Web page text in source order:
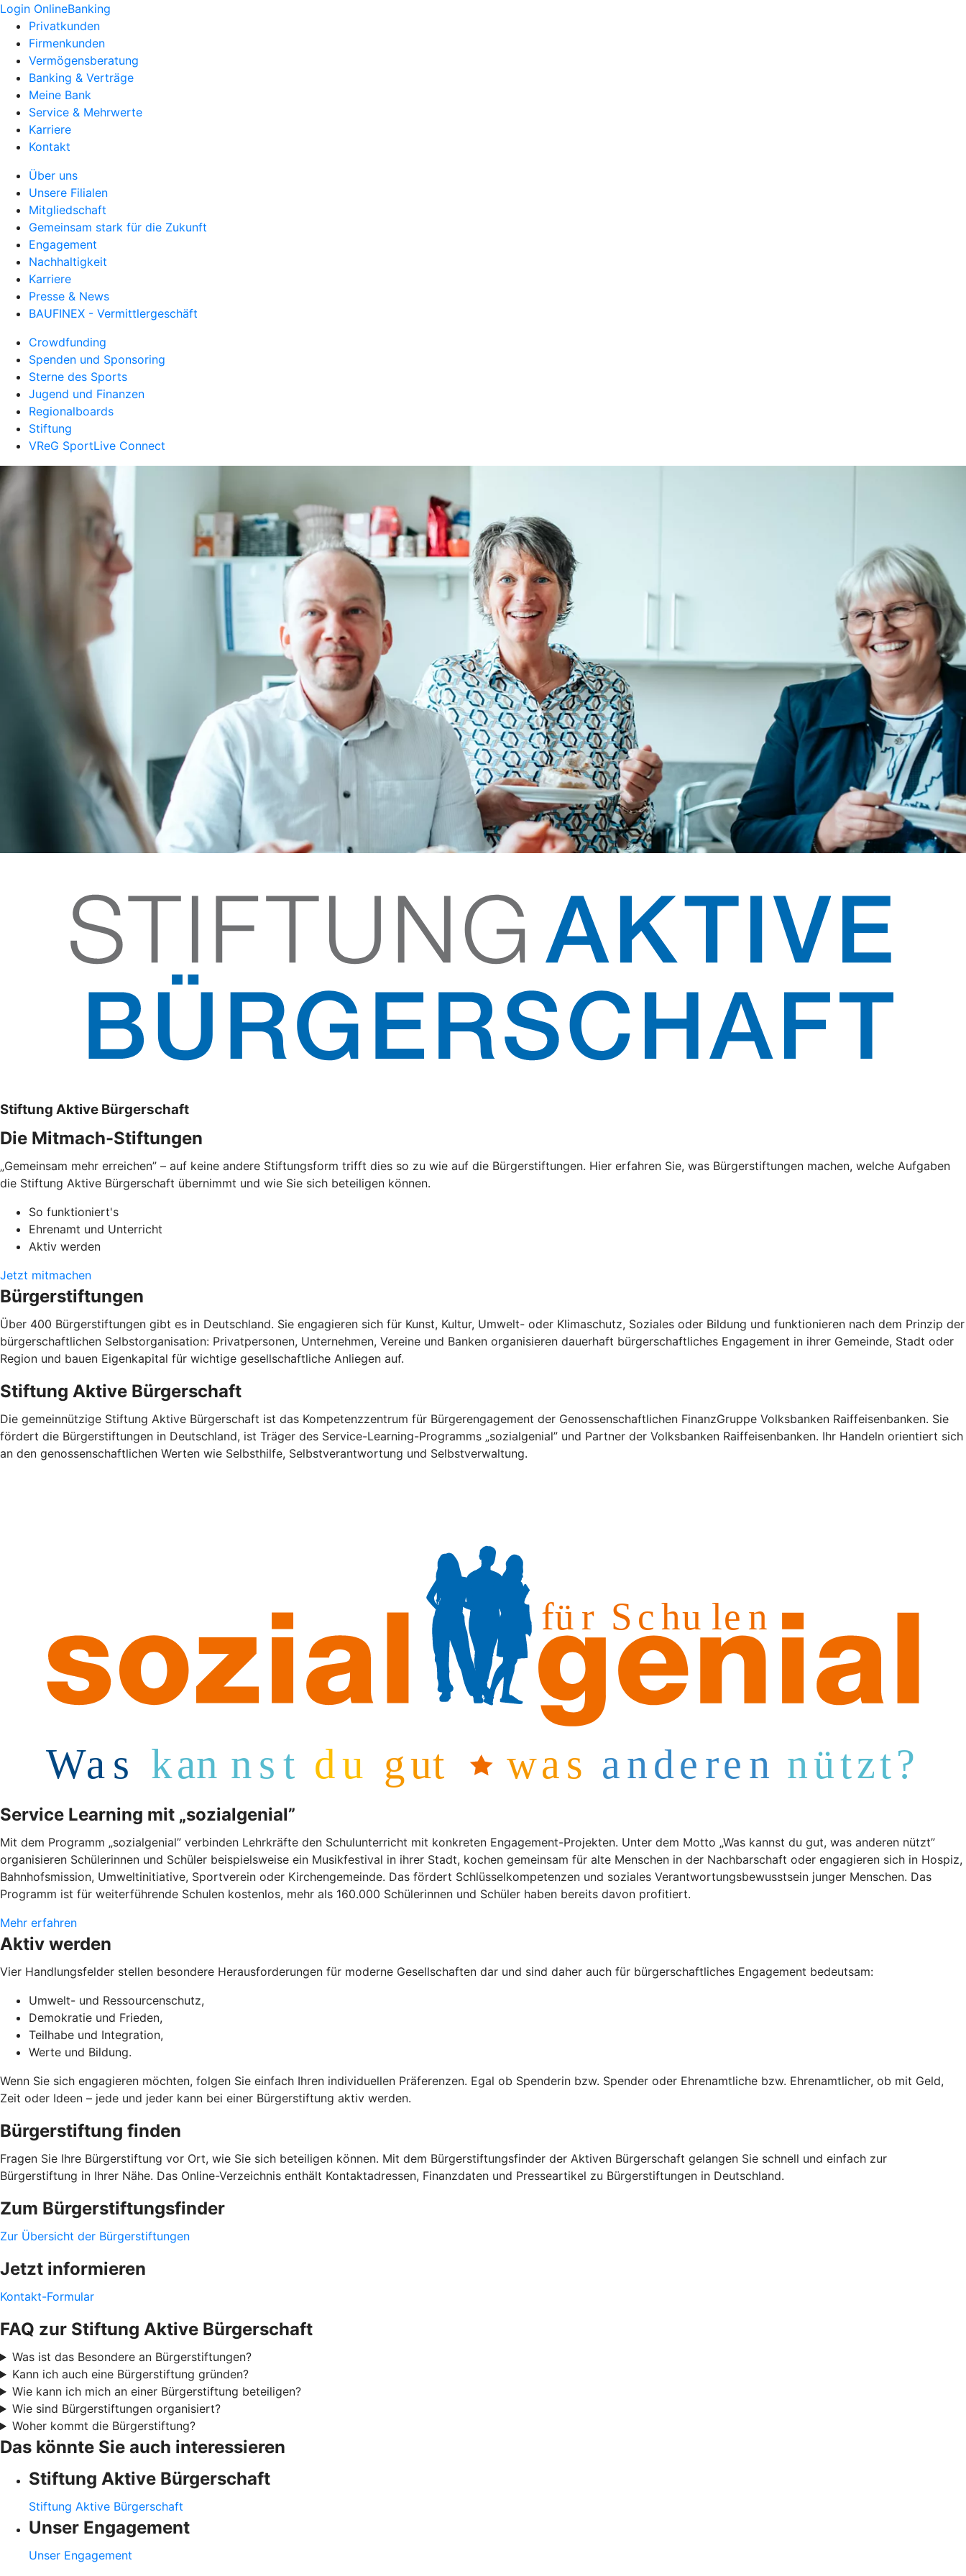
Login OnlineBanking
Privatkunden
Firmenkunden
Vermögensberatung
Banking & Verträge
Meine Bank
Service & Mehrwerte
Karriere
Kontakt
Über uns
Unsere Filialen
Mitgliedschaft
Gemeinsam stark für die Zukunft
Engagement
Nachhaltigkeit
Karriere
Presse & News
BAUFINEX - Vermittlergeschäft
Crowdfunding
Spenden und Sponsoring
Sterne des Sports
Jugend und Finanzen
Regionalboards
Stiftung
VReG SportLive Connect
Stiftung Aktive Bürgerschaft
Die Mitmach-Stiftungen
„Gemeinsam mehr erreichen” – auf keine andere Stiftungsform trifft dies so zu wie auf die Bürgerstiftungen. Hier erfahren Sie, was Bürgerstiftungen machen, welche Aufgaben
die Stiftung Aktive Bürgerschaft übernimmt und wie Sie sich beteiligen können.
So funktioniert's
Ehrenamt und Unterricht
Aktiv werden
Jetzt mitmachen
Bürgerstiftungen
Über 400 Bürgerstiftungen gibt es in Deutschland. Sie engagieren sich für Kunst, Kultur, Umwelt- oder Klimaschutz, Soziales oder Bildung und funktionieren nach dem Prinzip der
bürgerschaftlichen Selbstorganisation: Privatpersonen, Unternehmen, Vereine und Banken organisieren dauerhaft bürgerschaftliches Engagement in ihrer Gemeinde, Stadt oder
Region und bauen Eigenkapital für wichtige gesellschaftliche Anliegen auf.
Stiftung Aktive Bürgerschaft
Die gemeinnützige Stiftung Aktive Bürgerschaft ist das Kompetenzzentrum für Bürgerengagement der Genossenschaftlichen FinanzGruppe Volksbanken Raiffeisenbanken. Sie
fördert die Bürgerstiftungen in Deutschland, ist Träger des Service-Learning-Programms „sozialgenial” und Partner der Volksbanken Raiffeisenbanken. Ihr Handeln orientiert sich
an den genossenschaftlichen Werten wie Selbsthilfe, Selbstverantwortung und Selbstverwaltung.
Service Learning mit „sozialgenial”
Mit dem Programm „sozialgenial” verbinden Lehrkräfte den Schulunterricht mit konkreten Engagement-Projekten. Unter dem Motto „Was kannst du gut, was anderen nützt”
organisieren Schülerinnen und Schüler beispielsweise ein Musikfestival in ihrer Stadt, kochen gemeinsam für alte Menschen in der Nachbarschaft oder engagieren sich in Hospiz,
Bahnhofsmission, Umweltinitiative, Sportverein oder Kirchengemeinde. Das fördert Schlüsselkompetenzen und soziales Verantwortungsbewusstsein junger Menschen. Das
Programm ist für weiterführende Schulen kostenlos, mehr als 160.000 Schülerinnen und Schüler haben bereits davon profitiert.
Mehr erfahren
Aktiv werden
Vier Handlungsfelder stellen besondere Herausforderungen für moderne Gesellschaften dar und sind daher auch für bürgerschaftliches Engagement bedeutsam:
Umwelt- und Ressourcenschutz,
Demokratie und Frieden,
Teilhabe und Integration,
Werte und Bildung.
Wenn Sie sich engagieren möchten, folgen Sie einfach Ihren individuellen Präferenzen. Egal ob Spenderin bzw. Spender oder Ehrenamtliche bzw. Ehrenamtlicher, ob mit Geld,
Zeit oder Ideen – jede und jeder kann bei einer Bürgerstiftung aktiv werden.
Bürgerstiftung finden
Fragen Sie Ihre Bürgerstiftung vor Ort, wie Sie sich beteiligen können. Mit dem Bürgerstiftungsfinder der Aktiven Bürgerschaft gelangen Sie schnell und einfach zur
Bürgerstiftung in Ihrer Nähe. Das Online-Verzeichnis enthält Kontaktadressen, Finanzdaten und Presseartikel zu Bürgerstiftungen in Deutschland.
Zum Bürgerstiftungsfinder
Zur Übersicht der Bürgerstiftungen
Jetzt informieren
Kontakt-Formular
FAQ zur Stiftung Aktive Bürgerschaft
Was ist das Besondere an Bürgerstiftungen?
Kann ich auch eine Bürgerstiftung gründen?
Wie kann ich mich an einer Bürgerstiftung beteiligen?
Wie sind Bürgerstiftungen organisiert?
Woher kommt die Bürgerstiftung?
Das könnte Sie auch interessieren
Stiftung Aktive Bürgerschaft
Stiftung Aktive Bürgerschaft
Unser Engagement
Unser Engagement